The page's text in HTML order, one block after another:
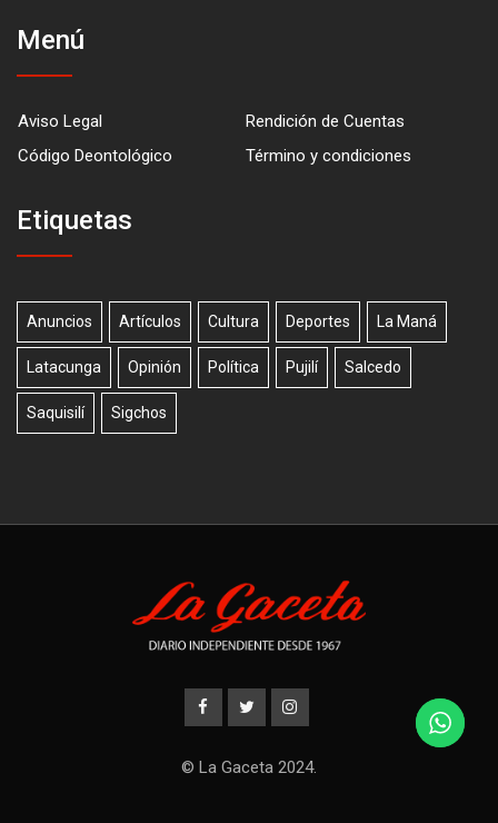
Menú
Aviso Legal
Rendición de Cuentas
Código Deontológico
Término y condiciones
Etiquetas
Anuncios Artículos Cultura Deportes La Maná
Latacunga Opinión Política Pujilí Salcedo
Saquisilí Sigchos
© La Gaceta 2024.